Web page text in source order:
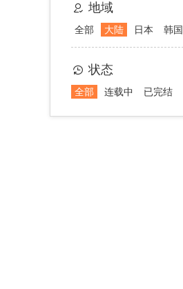
地域
全部 大陆 日本 韩国
状态
全部 连载中 已完结